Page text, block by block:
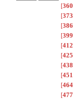
[360
[373
[386
[399
[412
[425
[438
[451
[464
[477